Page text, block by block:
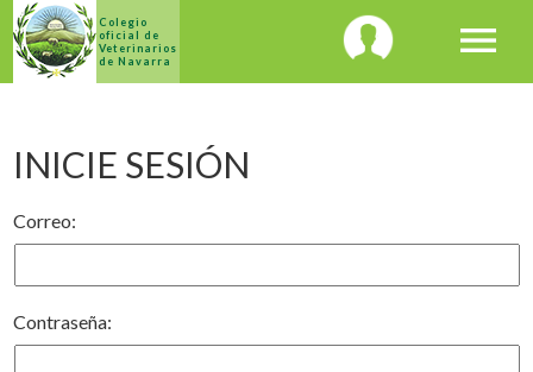
Colegio
oficial de
Veterinarios
de Navarra
menu
INICIE SESIÓN
Correo:
Contraseña: